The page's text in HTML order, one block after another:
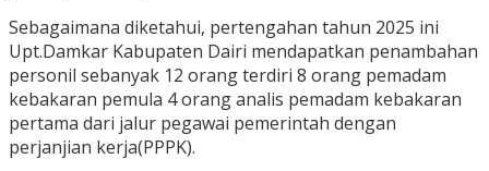
Sebagaimana diketahui, pertengahan tahun 2025 ini
Upt.Damkar Kabupaten Dairi mendapatkan penambahan
personil sebanyak 12 orang terdiri 8 orang pemadam
kebakaran pemula 4 orang analis pemadam kebakaran
pertama dari jalur pegawai pemerintah dengan
perjanjian kerja(PPPK).